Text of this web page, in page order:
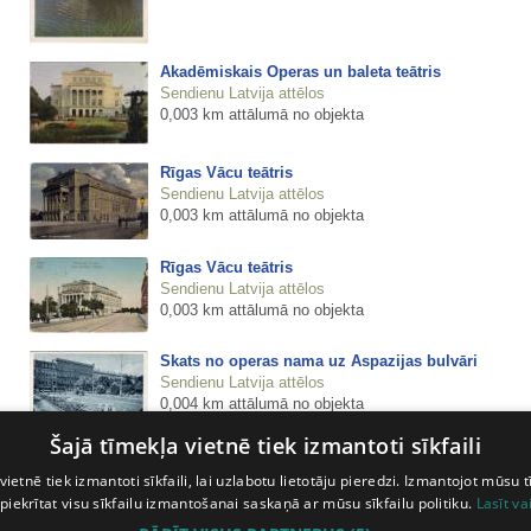
Akadēmiskais Operas un baleta teātris
Sendienu Latvija attēlos
0,003 km attālumā no objekta
Rīgas Vācu teātris
Sendienu Latvija attēlos
0,003 km attālumā no objekta
Rīgas Vācu teātris
Sendienu Latvija attēlos
0,003 km attālumā no objekta
Skats no operas nama uz Aspazijas bulvāri
Sendienu Latvija attēlos
0,004 km attālumā no objekta
Skats no Latvijas Nacionālās operas
Sendienu Latvija attēlos
0,004 km attālumā no objekta
Šajā tīmekļa vietnē tiek izmantoti sīkfaili
tiek izmantoti sīkfaili, lai uzlabotu lietotāju pieredzi. Izmantojot mūsu
visu sīkfailu izmantošanai saskaņā ar mūsu sīkfailu politiku. Lasīt